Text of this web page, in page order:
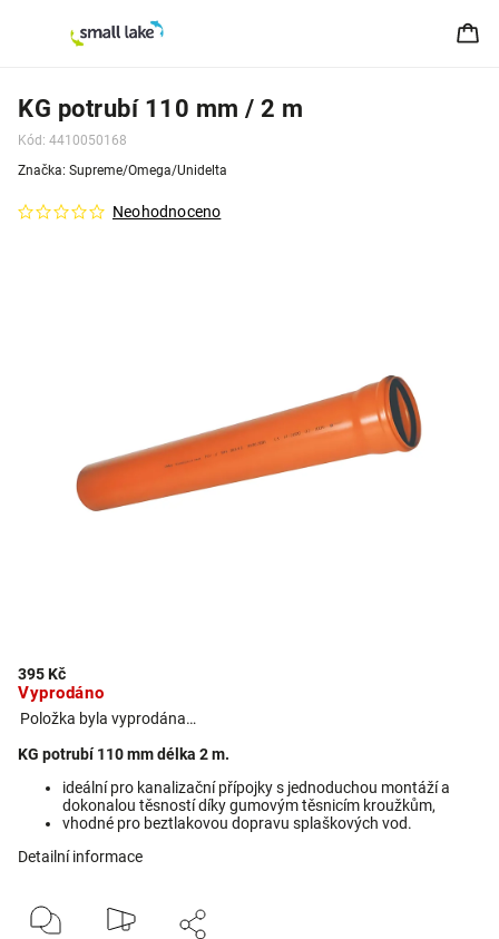
KG potrubí 110 mm / 2 m
Kód: 4410050168
Neohodnoceno
Značka: Supreme/Omega/Unidelta
395 Kč
Vyprodáno
Položka byla vyprodána…
KG potrubí 110 mm délka 2 m.
ideální pro kanalizační přípojky s jednoduchou montáží a
dokonalou těsností díky gumovým těsnicím kroužkům,
vhodné pro beztlakovou dopravu splaškových vod.
Detailní informace